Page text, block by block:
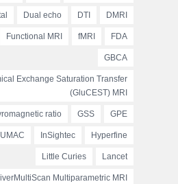
DMRI
DTI
Dual echo
FDA
fMRI
Functional MRI
GBCA
Exchange Saturation Transfer
(GluCEST) MRI
GPE
GSS
ratio
Hyperfine
InSightec
Lancet
Little Curies
Multiparametric MRI